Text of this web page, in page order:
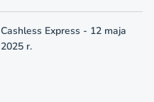
Cashless Express - 12 maja
2025 r.